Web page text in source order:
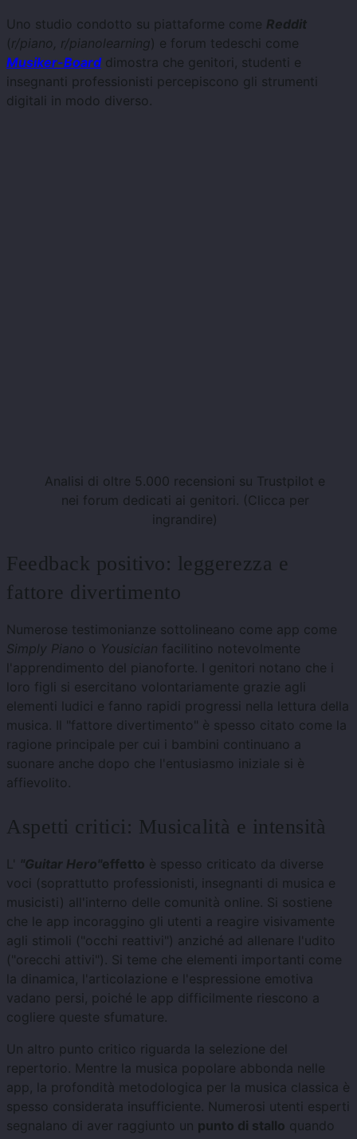
Uno studio condotto su piattaforme come Reddit
(r/piano, r/pianolearning) e forum tedeschi come
Musiker-Boarddimostra che genitori, studenti e
insegnanti professionisti percepiscono gli strumenti
digitali in modo diverso.
Analisi di oltre 5.000 recensioni su Trustpilot e
nei forum dedicati ai genitori. (Clicca per
ingrandire)
Feedback positivo: leggerezza e
fattore divertimento
Numerose testimonianze sottolineano come app come
Simply Piano o Yousician facilitino notevolmente
l'apprendimento del pianoforte. I genitori notano che i
loro figli si esercitano volontariamente grazie agli
elementi ludici e fanno rapidi progressi nella lettura della
musica. Il "fattore divertimento" è spesso citato come la
ragione principale per cui i bambini continuano a
suonare anche dopo che l'entusiasmo iniziale si è
affievolito.
Aspetti critici: Musicalità e intensità
L' "Guitar Hero"effetto è spesso criticato da diverse
voci (soprattutto professionisti, insegnanti di musica e
musicisti) all'interno delle comunità online. Si sostiene
che le app incoraggino gli utenti a reagire visivamente
agli stimoli ("occhi reattivi") anziché ad allenare l'udito
("orecchi attivi"). Si teme che elementi importanti come
la dinamica, l'articolazione e l'espressione emotiva
vadano persi, poiché le app difficilmente riescono a
cogliere queste sfumature.
Un altro punto critico riguarda la selezione del
repertorio. Mentre la musica popolare abbonda nelle
app, la profondità metodologica per la musica classica è
spesso considerata insufficiente. Numerosi utenti esperti
segnalano di aver raggiunto un punto di stallo quando